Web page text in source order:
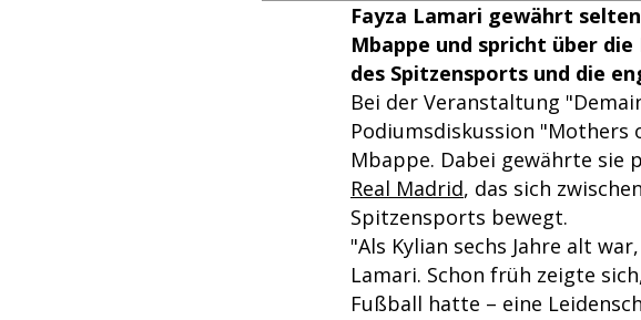
Fayza Lamari gewährt
Mbappe und spricht über
des Spitzensports und die
Bei der Veranstaltung
Podiumsdiskussion "Mothers
Mbappe. Dabei gewährte sie
Real Madrid, das sich
Spitzensports bewegt.
"Als Kylian sechs Jahre alt
Lamari. Schon früh zeigte
Fußball hatte – eine